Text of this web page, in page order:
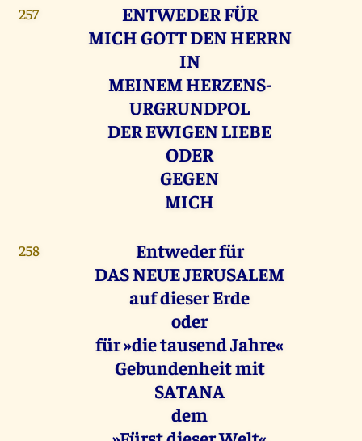
257
ENTWEDER FÜR
MICH GOTT DEN HERRN
IN
MEINEM HERZENS-
URGRUNDPOL
DER EWIGEN LIEBE
ODER
GEGEN
MICH
258
Entweder für
DAS NEUE JERUSALEM
auf dieser Erde
oder
für »die tausend Jahre«
Gebundenheit mit
SATANA
dem